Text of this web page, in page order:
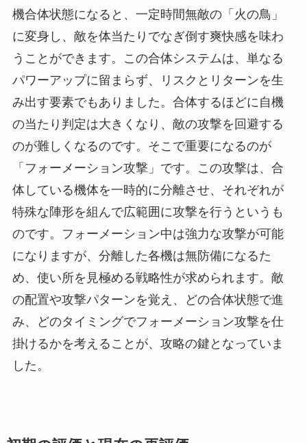
機合体状態になると、一定時間無敵の「火の鳥」
に変身し、敵を体当たりでなぎ倒す爽快感を味わ
うことができます。この合体システムは、単なる
パワーアップに留まらず、リスクとリターンを生
み出す要素でもありました。合体するほどに自機
の当たり判定は大きくなり、敵の攻撃を回避する
のが難しくなるのです。そこで重要になるのが
「フォーメーション攻撃」です。この攻撃は、合
体している機体を一時的に分離させ、それぞれが
特殊な陣形を組んで広範囲に攻撃を行うというも
のです。フォーメーション中は強力な攻撃が可能
になりますが、分離した各機は無防備になるた
め、使い所を見極める戦略性が求められます。敵
の配置や攻撃パターンを覚え、どの合体状態で進
み、どのタイミングでフォーメーション攻撃を仕
掛けるかを考えることが、攻略の鍵となっていま
した。